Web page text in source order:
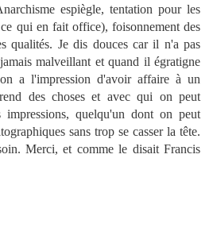
espiègle, tentation pour les
qui en fait office), foisonnement des
qualités. Je dis douces car il n'a pas
malveillant et quand il égratigne
a l'impression d'avoir affaire à un
des choses et avec qui on peut
impressions, quelqu'un dont on peut
sans trop se casser la tête.
Merci, et comme le disait Francis